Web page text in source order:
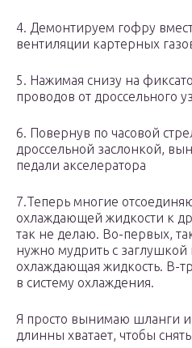
4. Демонтируем гофру
вентиляции картерных
5. Нажимая снизу на
проводов от дроссельного
6. Повернув по часовой
дроссельной заслонкой,
педали акселератора
7.Теперь многие
охлаждающей жидкости к
так не делаю. Во-первых,
нужно мудрить с
охлаждающая жидкость. В-
в систему охлаждения.
Я просто вынимаю шланги
длинны хватает, чтобы